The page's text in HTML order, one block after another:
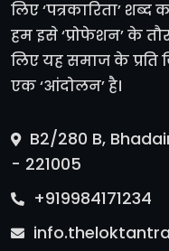
लिए ‘पत्रकारिता’
हम इसे ‘प्रोफेशन’ के
लिए यह समाज के प्रति
एक ‘आंदोलन’ है।
B2/280 B,
- 221005
+919984171234